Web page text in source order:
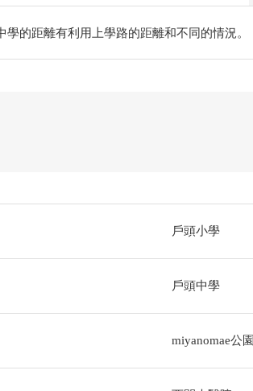
的距離有利用上學路的距離和不同的情況。
戶頭小學
戶頭中學
miyanomae公園